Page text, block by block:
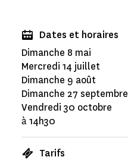
Dates et horaires
Dimanche 8 mai
Mercredi 14 juillet
Dimanche 9 août
Dimanche 27 septembre
Vendredi 30 octobre
à14h30
Tarifs